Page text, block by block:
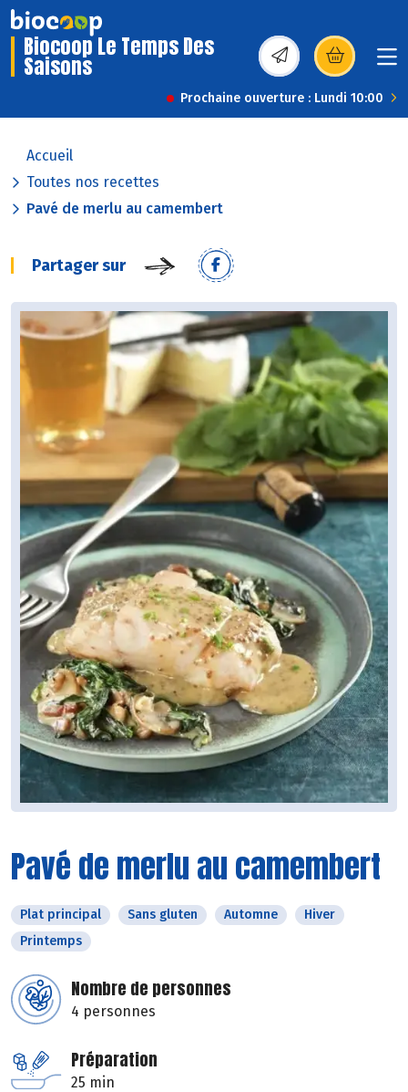
Biocoop Le Temps Des
Saisons (s’ouvre dans une
Prochaine ouverture : Lundi 10:00
Accueil
Toutes nos recettes
Pavé de merlu au camembert
Partager sur
Pavé de merlu au camembert
Plat principal Sans gluten Automne
Hiver
Printemps
Nombre de personnes
4 personnes
Préparation
25 min